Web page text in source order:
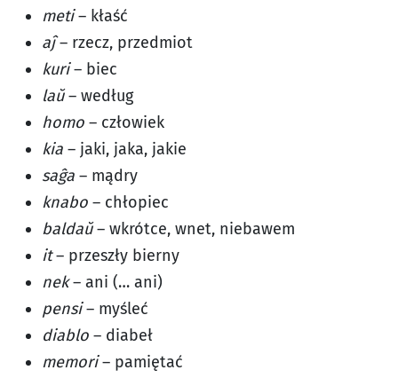
meti– kłaść
aĵ– rzecz, przedmiot
kuri– biec
laŭ– według
homo – człowiek
kia – jaki, jaka, jakie
saĝa – mądry
knabo – chłopiec
baldaŭ– wkrótce, wnet, niebawem
it– przeszły bierny
nek– ani (… ani)
pensi– myśleć
diablo – diabeł
memori– pamiętać